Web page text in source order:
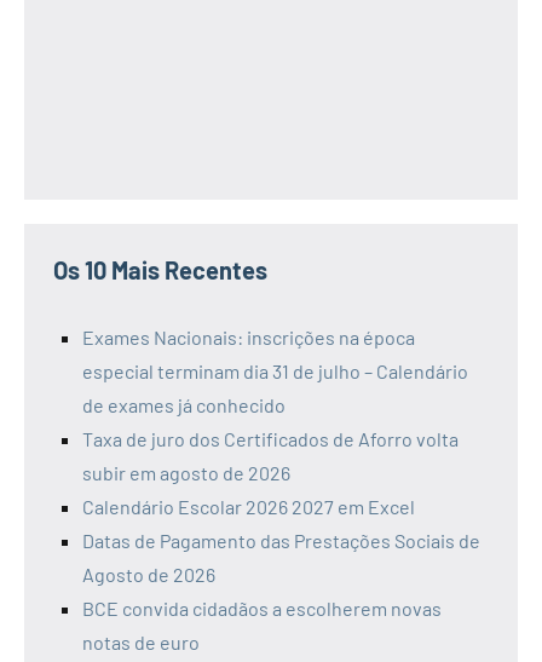
Os 10 Mais Recentes
Exames Nacionais: inscrições na época
especial terminam dia 31 de julho – Calendário
de exames já conhecido
Taxa de juro dos Certificados de Aforro volta
subir em agosto de 2026
Calendário Escolar 2026 2027 em Excel
Datas de Pagamento das Prestações Sociais de
Agosto de 2026
BCE convida cidadãos a escolherem novas
notas de euro